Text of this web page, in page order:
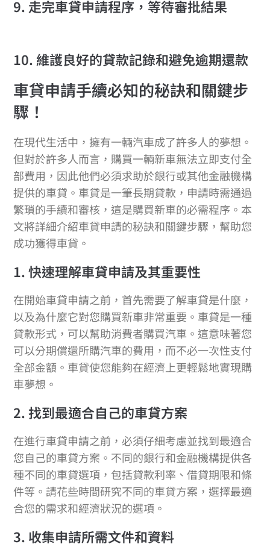
9. 走完車貸申請程序，等待審批結果
10. 維護良好的貸款記錄和避免逾期還款
車貸申請手續必知的秘訣和關鍵步
驟！
在現代生活中，擁有一輛汽車成了許多人的夢想。
但對於許多人而言，購買一輛新車無法立即支付全
部費用，因此他們必須求助於銀行或其他金融機構
提供的車貸。車貸是一筆長期貸款，申請時需通過
繁瑣的手續和審核，這是購買新車的必需程序。本
文將詳細介紹車貸申請的秘訣和關鍵步驟，幫助您
成功獲得車貸。
1. 快速理解車貸申請及其重要性
在開始車貸申請之前，首先需要了解車貸是什麼，
以及為什麼它對您購買新車非常重要。車貸是一種
貸款形式，可以幫助消費者購買汽車。這意味著您
可以分期償還所購汽車的費用，而不必一次性支付
全部金額。車貸使您能夠在經濟上更輕鬆地實現購
車夢想。
2. 找到最適合自己的車貸方案
在進行車貸申請之前，必須仔細考慮並找到最適合
您自己的車貸方案。不同的銀行和金融機構提供各
種不同的車貸選項，包括貸款利率、借貸期限和條
件等。請花些時間研究不同的車貸方案，選擇最適
合您的需求和經濟狀況的選項。
3. 收集申請所需文件和資料